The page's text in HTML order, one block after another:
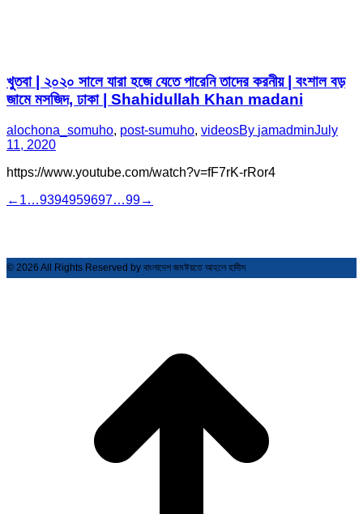
খুতবা | ২০২০ সালে যারা হজে যেতে পারেনি তাদের করনীয় | বংশাল বড়
জামে মসজিদ, ঢাকা | Shahidullah Khan madani
alochona_somuho, post-sumuho, videosBy jamadminJuly
11, 2020
https://www.youtube.com/watch?v=fF7rK-rRor4
← 1…9394959697…99→
© 2026 All Rights Reserved by বাংলাদেশ জমঈয়তে আহলে হাদীস